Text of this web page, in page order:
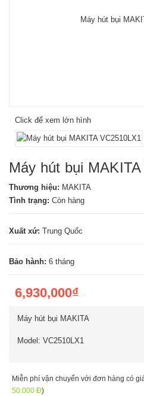
Click để xem lớn hình
Máy hút bụi
Thương hiệu: MAKITA
Tình trạng: Còn hàng
Xuất xứ: Trung Quốc
Bảo hành: 6 tháng
6,930,000₫
Máy hút bụi MAKITA
Model: VC2510LX1
Miễn phí vận chuyển với đơn hàng có
50.000 Đ)